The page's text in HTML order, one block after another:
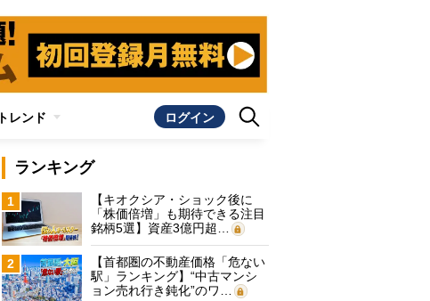
トレンド ログイン
ランキング
1
【キオクシア・ショック後に
「株価倍増」も期待できる注目
銘柄5選】資産3億円超…
2
【首都圏の不動産価格「危ない
駅」ランキング】“中古マンシ
ョン売れ行き鈍化”のワ…